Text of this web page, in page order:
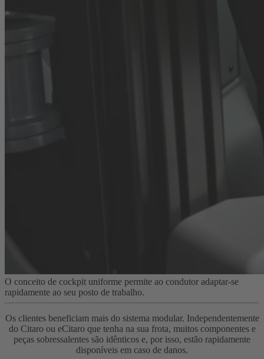
O conceito de cockpit uniforme permite ao condutor adaptar-se
rapidamente ao seu posto de trabalho.
Os clientes beneficiam mais do sistema modular. Independentemente
do Citaro ou eCitaro que tenha na sua frota, muitos componentes e
peças sobressalentes são idênticos e, por isso, estão rapidamente
disponíveis em caso de danos.